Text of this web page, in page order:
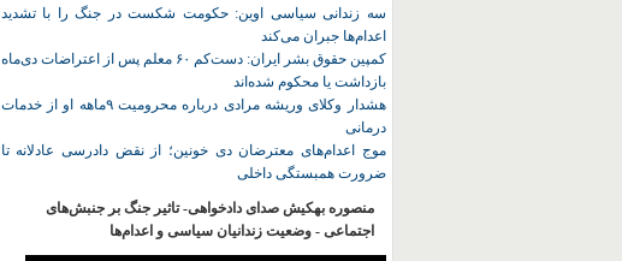
سه زندانی سیاسی اوین: حکومت شکست در جنگ را با تشدید
اعدام‌ها جبران می‌کند
کمپین حقوق بشر ایران: دست‌کم ۶۰ معلم پس از اعتراضات دی‌ماه
بازداشت یا محکوم شده‌اند
هشدار وکلای وریشه مرادی درباره محرومیت ۹ماهه او از خدمات
درمانی
موج اعدام‌های معترضان دی‌ خونین؛ از نقض دادرسی عادلانه تا
ضرورت همبستگی داخلی
منصوره بهکیش صدای دادخواهی- تاثیر جنگ بر جنبش‌های
اجتماعی - وضعیت زندانیان سیاسی و اعدام‌ها